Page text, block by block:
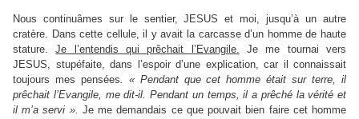
Nous continuâmes sur le sentier, JESUS et moi, jusqu’à un autre
cratère. Dans cette cellule, il y avait la carcasse d’un homme de haute
stature.Je l’entendis qui prêchait l’Evangile. Je me tournai vers
JESUS, stupéfaite, dans l’espoir d’une explication, car il connaissait
toujours mes pensées. « Pendant que cet homme était sur terre, il
prêchait l’Evangile, me dit-il. Pendant un temps, il a prêché la vérité et
il m’a servi ». Je me demandais ce que pouvait bien faire cet homme